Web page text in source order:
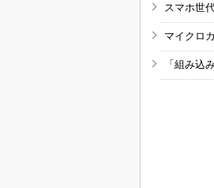
スマホ世
マイクロ
「組み込